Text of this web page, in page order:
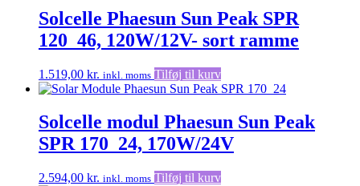
Solcelle Phaesun Sun Peak SPR
120_46, 120W/12V- sort ramme
1.519,00 kr. inkl. moms Tilføj til kurv
Solcelle modul Phaesun Sun Peak
SPR 170_24, 170W/24V
2.594,00 kr. inkl. moms Tilføj til kurv